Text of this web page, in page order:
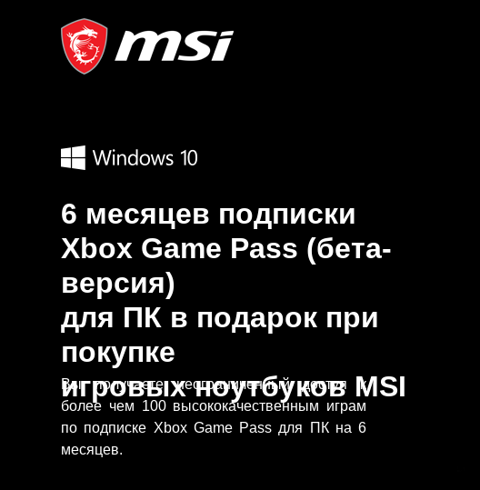
6 месяцев подписки
Xbox Game Pass (бета-
версия)
для ПК в подарок при
покупке
игровых ноутбуков MSI
Вы получаете неограниченный доступ к
более чем 100 высококачественным играм
по подписке Xbox Game Pass для ПК на 6
месяцев.